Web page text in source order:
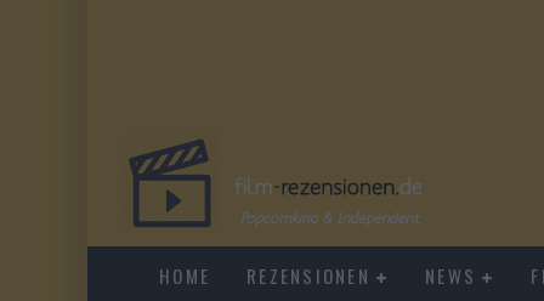
HOME REZENSIONEN NEWS